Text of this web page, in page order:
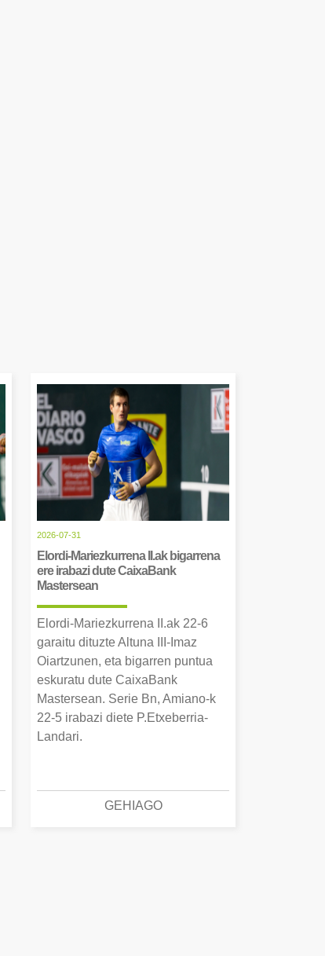
2026-07-31
Elordi-Mariezkurrena II.ak bigarrena
ere irabazi dute CaixaBank
Mastersean
Elordi-Mariezkurrena II.ak 22-6
garaitu dituzte Altuna III-Imaz
Oiartzunen, eta bigarren puntua
eskuratu dute CaixaBank
Mastersean. Serie Bn, Amiano-k
22-5 irabazi diete P.Etxeberria-
Landari.
GEHIAGO